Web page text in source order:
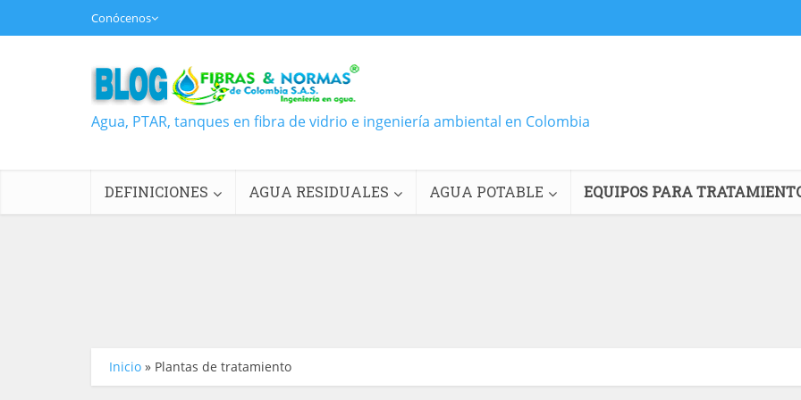
Conócenos
Agua, PTAR, tanques en fibra de vidrio e ingeniería ambiental en Colombia
DEFINICIONES AGUA RESIDUALES AGUA POTABLE EQUIPOS PARA
Inicio » Plantas de tratamiento